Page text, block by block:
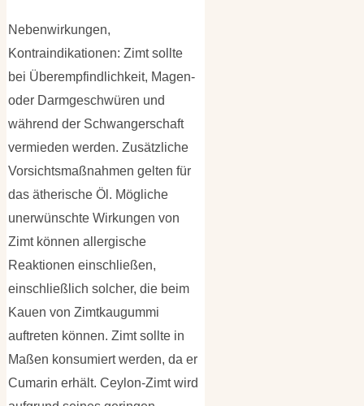
Nebenwirkungen,
Kontraindikationen: Zimt sollte
bei Überempfindlichkeit, Magen-
oder Darmgeschwüren und
während der Schwangerschaft
vermieden werden. Zusätzliche
Vorsichtsmaßnahmen gelten für
das ätherische Öl. Mögliche
unerwünschte Wirkungen von
Zimt können allergische
Reaktionen einschließen,
einschließlich solcher, die beim
Kauen von Zimtkaugummi
auftreten können. Zimt sollte in
Maßen konsumiert werden, da er
Cumarin erhält. Ceylon-Zimt wird